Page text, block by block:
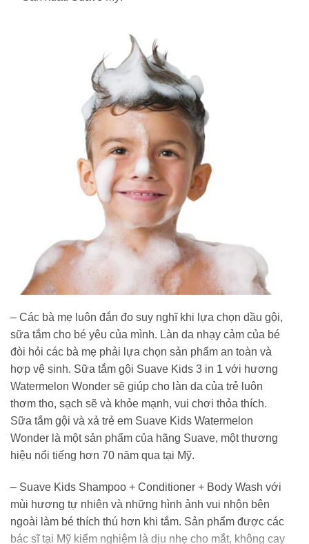
– Các bà mẹ luôn đắn đo suy nghĩ khi lựa chọn dầu gội,
sữa tắm cho bé yêu của mình. Làn da nhạy cảm của bé
đòi hỏi các bà mẹ phải lựa chọn sản phẩm an toàn và
hợp vệ sinh. Sữa tắm gội Suave Kids 3 in 1 với hương
Watermelon Wonder sẽ giúp cho làn da của trẻ luôn
thơm tho, sạch sẽ và khỏe mạnh, vui chơi thỏa thích.
Sữa tắm gội và xả trẻ em Suave Kids Watermelon
Wonder là một sản phẩm của hãng Suave, một thương
hiệu nổi tiếng hơn 70 năm qua tại Mỹ.
– Suave Kids Shampoo + Conditioner + Body Wash với
mùi hương tự nhiên và những hình ảnh vui nhộn bên
ngoài làm bé thích thú hơn khi tắm. Sản phẩm được các
bác sĩ tại Mỹ kiểm nghiệm là dịu nhẹ cho mắt, không cay